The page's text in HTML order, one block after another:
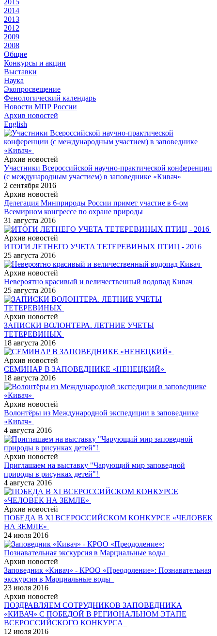
2014
2013
2012
2009
2008
Общие
Конкурсы и акции
Выставки
Наука
Экопросвещение
Фенологический календарь
Новости МПР России
Архив новостей
English
Архив новостей
Участники Всероссийской научно-практической конференции
(с международным участием) в заповеднике «Кивач»
2 сентября 2016
Архив новостей
Делегация Минприроды России примет участие в 6-ом
Всемирном конгрессе по охране природы
31 августа 2016
Архив новостей
ИТОГИ ЛЕТНЕГО УЧЕТА ТЕТЕРЕВИНЫХ ПТИЦ - 2016
25 августа 2016
Архив новостей
Невероятно красивый и величественный водопад Кивач
25 августа 2016
Архив новостей
ЗАПИСКИ ВОЛОНТЕРА. ЛЕТНИЕ УЧЕТЫ
ТЕТЕРЕВИНЫХ
18 августа 2016
Архив новостей
СЕМИНАР В ЗАПОВЕДНИКЕ «НЕНЕЦКИЙ»
18 августа 2016
Архив новостей
Волонтёры из Международной экспедиции в заповеднике
«Кивач»
4 августа 2016
Архив новостей
Приглашаем на выставку "Чарующий мир заповедной
природы в рисунках детей"!
4 августа 2016
Архив новостей
ПОБЕДА В XI ВСЕРОССИЙСКОМ КОНКУРСЕ «ЧЕЛОВЕК
НА ЗЕМЛЕ»
24 июля 2016
Архив новостей
Заповедник «Кивач» - КРОО «Преодоление»: Познавательная
экскурсия в Марциальные воды
23 июля 2016
Архив новостей
ПОЗДРАВЛЯЕМ СОТРУДНИКОВ ЗАПОВЕДНИКА
«КИВАЧ» С ПОБЕДОЙ В РЕГИОНАЛЬНОМ ЭТАПЕ
ВСЕРОССИЙСКОГО КОНКУРСА
12 июля 2016